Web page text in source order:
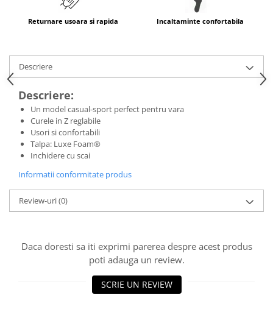
Returnare usoara si rapida Incaltaminte confortabila
Descriere
Descriere:
Un model casual-sport perfect pentru vara
Curele in Z reglabile
Usori si confortabili
Talpa: Luxe Foam®
Inchidere cu scai
Informatii conformitate produs
Review-uri(0)
Daca doresti sa iti exprimi parerea despre acest produs
poti adauga un review.
SCRIE UN REVIEW